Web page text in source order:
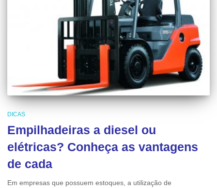
DICAS
Empilhadeiras a diesel ou
elétricas? Conheça as vantagens
de cada
Em empresas que possuem estoques, a utilização de